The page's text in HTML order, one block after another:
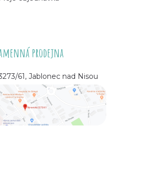
prodejna
61, Jablonec nad Nisou